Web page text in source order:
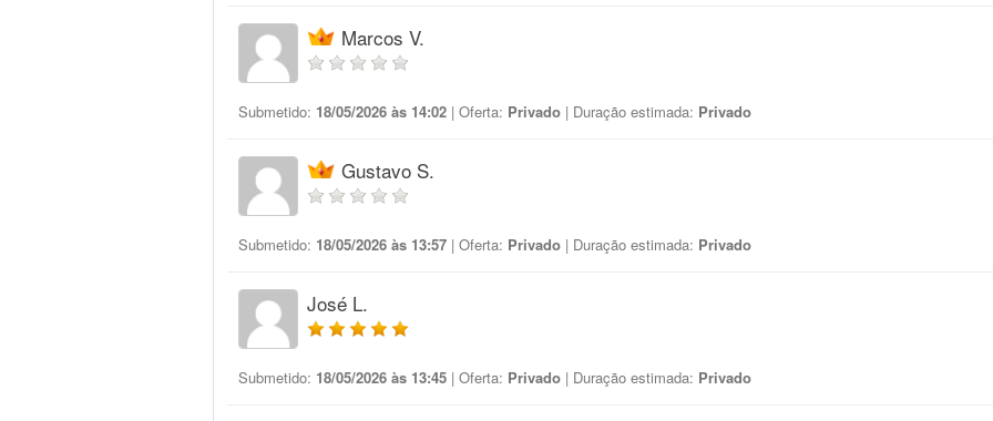
Marcos V.
Submetido: 18/05/2026 às 14:02 | Oferta: Privado | Duração estimada: Privado
Gustavo S.
Submetido: 18/05/2026 às 13:57 | Oferta: Privado | Duração estimada: Privado
José L.
Submetido: 18/05/2026 às 13:45 | Oferta: Privado | Duração estimada: Privado